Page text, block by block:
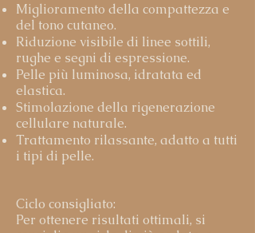
Miglioramento della compattezza e
del tono cutaneo.
Riduzione visibile di linee sottili,
rughe e segni di espressione.
Pelle più luminosa, idratata ed
elastica.
Stimolazione della rigenerazione
cellulare naturale.
Trattamento rilassante, adatto a tutti
i tipi di pelle.
Ciclo consigliato:
Per ottenere risultati ottimali, si